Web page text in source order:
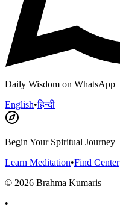
Daily Wisdom on WhatsApp
English•हिन्दी
Begin Your Spiritual Journey
Learn Meditation•Find Center
© 2026 Brahma Kumaris
•